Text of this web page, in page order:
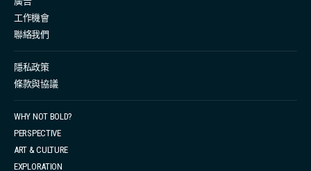
而且有分為硬板同充氣板，兩者各有優劣，例如充氣板由
橡皮製成，方便攜帶，但有可能會漏氣；硬板通常是纖維
材質，較充氣板重，不容易翻艇。不過一般來說香港人都
比較多都會選擇租用服務，始終直立板佔用空間位置較
多，又是夏日限定活動，而現今租用都非常方便。 新手接
划直立板的姿勢主要分為跪、企、趴。初學者最容易上手
就是雙腳跪着上板，重心低易上手，而雙手亦可以輕鬆用
漿控制方向，慢慢取得平衡之後才慢慢站起來。 看似簡單
工作機會
聯絡我們
隱私政策
條款與協議
WHY NOT BOLD?
PERSPECTIVE
ART & CULTURE
EXPLORATION